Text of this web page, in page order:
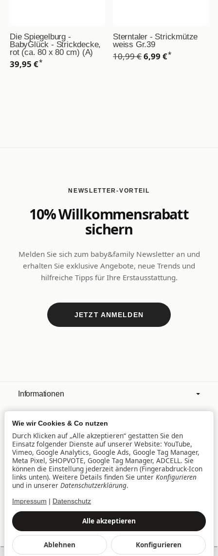
Die Spiegelburg -
BabyGlück - Strickdecke,
rot (ca. 80 x 80 cm) (A)
39,95 €*
Sterntaler - Strickmütze
weiss Gr.39
10,99 €6,99 €*
NEWSLETTER-VORTEIL
10% Willkommensrabatt
sichern
Melden Sie sich zum baby&family Newsletter an und
erhalten Sie exklusive Angebote, neue Trends und
hilfreiche Tipps für Ihre Erstausstattung.
JETZT ANMELDEN
Informationen
Mehr über
Filialen
Lieferservice
Vertrag widerrufen
Alle Preise inkl. gesetzlicher USt., zzgl.Versand
Alle akzeptieren
Ablehnen Konfigurieren
Wie wir Cookies & Co nutzen
Durch Klicken auf „Alle akzeptieren“ gestatten Sie den
Einsatz folgender Dienste auf unserer Website: YouTube,
Vimeo, Google Analytics, Google Ads, Google Tag Manager,
Meta Pixel, SHOPVOTE, Google Tag Manager, ADCELL. Sie
können die Einstellung jederzeit ändern (Fingerabdruck-Icon
links unten). Weitere Details finden Sie unter Konfigurieren
und in unserer Datenschutzerklärung.
Impressum Datenschutz
SEHR GUT (4.94 / 5)